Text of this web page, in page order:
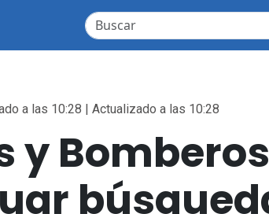
a las 10:28 | Actualizado a las 10:28
y